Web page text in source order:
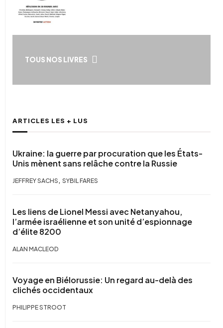
TOUS NOS LIVRES
ARTICLES LES + LUS
Ukraine: la guerre par procuration que les États-
Unis mènent sans relâche contre la Russie
JEFFREY SACHS , SYBIL FARES
Les liens de Lionel Messi avec Netanyahou,
l’armée israélienne et son unité d’espionnage
d’élite 8200
ALAN MACLEOD
Voyage en Biélorussie: Un regard au-delà des
clichés occidentaux
PHILIPPE STROOT